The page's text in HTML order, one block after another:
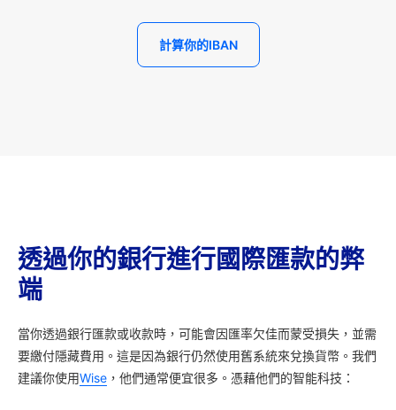
計算你的IBAN
透過你的銀行進行國際匯款的弊
端
當你透過銀行匯款或收款時，可能會因匯率欠佳而蒙受損失，並需
要繳付隱藏費用。這是因為銀行仍然使用舊系統來兌換貨幣。我們
建議你使用Wise ，他們通常便宜很多。憑藉他們的智能科技：